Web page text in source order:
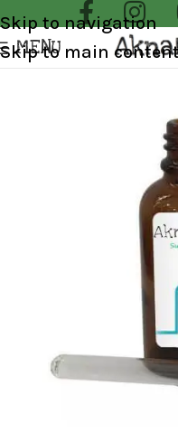
Skip to navigation
Skip to main
MENU